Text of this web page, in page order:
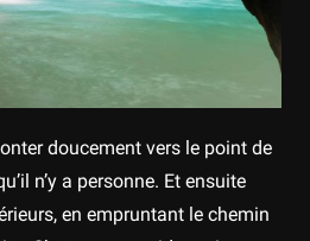
doucement vers le point de
n’y a personne. Et ensuite
en empruntant le chemin